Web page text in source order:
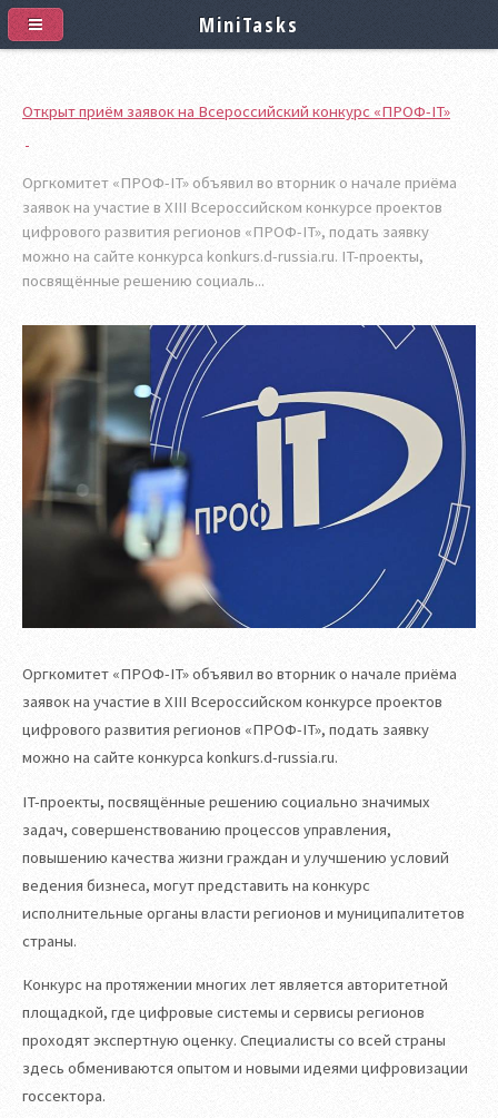
Открыт приём заявок на Всероссийский конкурс «ПРОФ-IT»
Оргкомитет «ПРОФ-IT» объявил во вторник о начале приёма
заявок на участие в XIII Всероссийском конкурсе проектов
цифрового развития регионов «ПРОФ-IT», подать заявку
можно на сайте конкурса konkurs.d-russia.ru. IT-проекты,
посвящённые решению социаль...
Оргкомитет «ПРОФ-IT» объявил во вторник о начале приёма
заявок на участие в XIII Всероссийском конкурсе проектов
цифрового развития регионов «ПРОФ-IT», подать заявку
можно на сайте конкурса konkurs.d-russia.ru.
IT-проекты, посвящённые решению социально значимых
задач, совершенствованию процессов управления,
повышению качества жизни граждан и улучшению условий
ведения бизнеса, могут представить на конкурс
исполнительные органы власти регионов и муниципалитетов
страны.
Конкурс на протяжении многих лет является авторитетной
площадкой, где цифровые системы и сервисы регионов
проходят экспертную оценку. Специалисты со всей страны
здесь обмениваются опытом и новыми идеями цифровизации
госсектора.
MiniTasks